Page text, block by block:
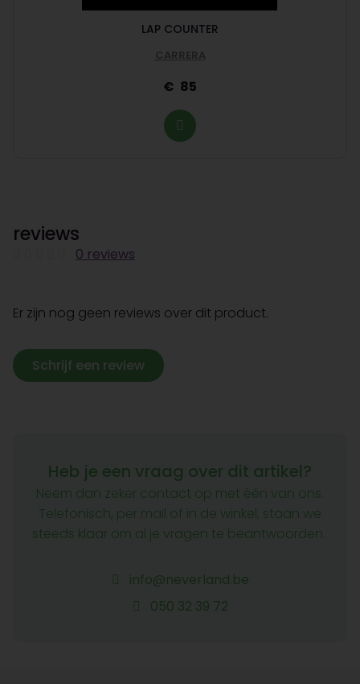
LAP COUNTER
CARRERA
85
reviews
0 reviews
Er zijn nog geen reviews over dit product.
Schrijf een review
Heb je een vraag over dit artikel?
Neem dan zeker contact op met één van ons.
Telefonisch, per mail of in de winkel, staan we
steeds klaar om al je vragen te beantwoorden.
info@neverland.be
050 32 39 72